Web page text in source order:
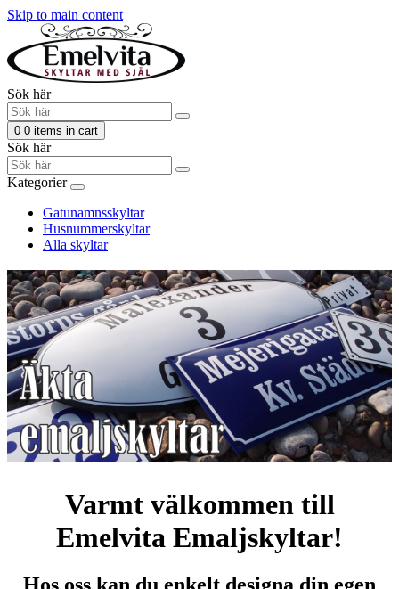
Skip to main content
Sök här
0 0 items in cart
Sök här
Kategorier
Gatunamnsskyltar
Husnummerskyltar
Alla skyltar
Varmt välkommen till
Emelvita Emaljskyltar!